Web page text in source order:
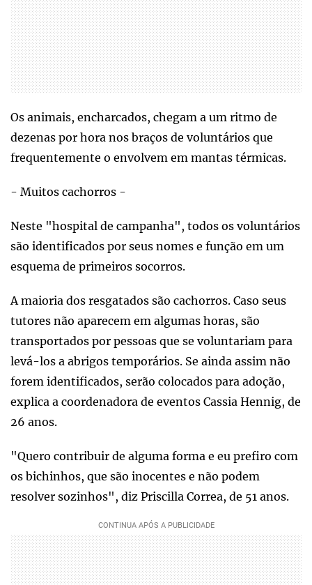
Os animais, encharcados, chegam a um ritmo de
dezenas por hora nos braços de voluntários que
frequentemente o envolvem em mantas térmicas.
- Muitos cachorros -
Neste "hospital de campanha", todos os voluntários
são identificados por seus nomes e função em um
esquema de primeiros socorros.
A maioria dos resgatados são cachorros. Caso seus
tutores não aparecem em algumas horas, são
transportados por pessoas que se voluntariam para
levá-los a abrigos temporários. Se ainda assim não
forem identificados, serão colocados para adoção,
explica a coordenadora de eventos Cassia Hennig, de
26 anos.
"Quero contribuir de alguma forma e eu prefiro com
os bichinhos, que são inocentes e não podem
resolver sozinhos", diz Priscilla Correa, de 51 anos.